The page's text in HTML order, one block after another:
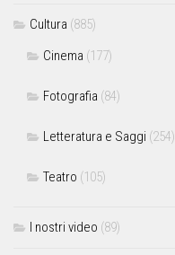
Cultura (885)
Cinema (177)
Fotografia (84)
Letteratura e Saggi (254)
Teatro (105)
I nostri video (89)